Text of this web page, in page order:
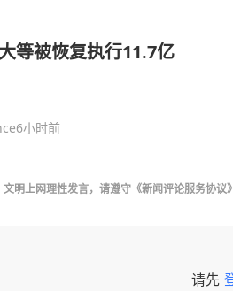
等被恢复执行11.7亿
6小时前
文明上网理性发言，请遵守 《新闻评论服务协议》
请先